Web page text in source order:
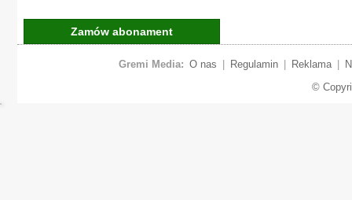
Zamów abonament
Gremi Media: O nas Regulamin Reklama
©